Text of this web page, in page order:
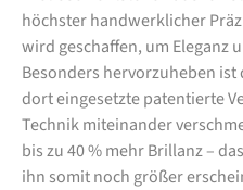
höchster handwerklicher
wird geschaffen, um Eleganz
Besonders hervorzuheben ist
dort eingesetzte patentierte
Technik miteinander
bis zu 40 % mehr Brillanz –
ihn somit noch größer